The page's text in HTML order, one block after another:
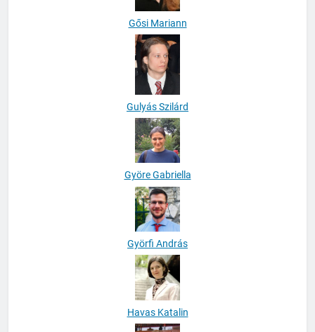
Gősi Mariann
Gulyás Szilárd
Györe Gabriella
Györfi András
Havas Katalin